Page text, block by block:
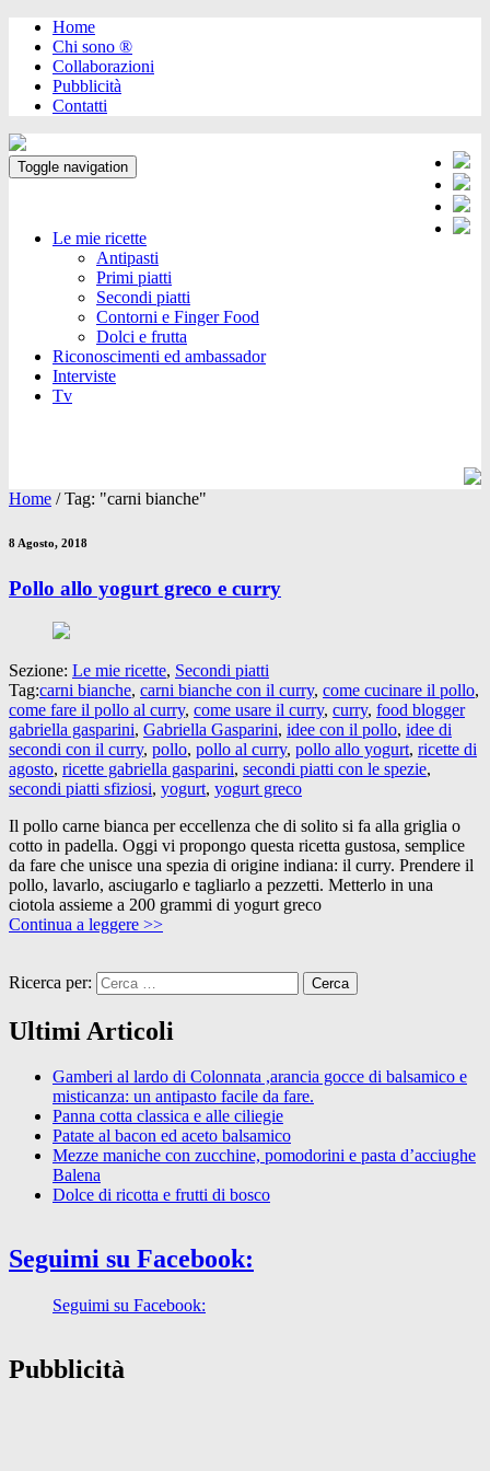
Home
Chi sono ®️
Collaborazioni
Pubblicità
Contatti
Toggle navigation
Le mie ricette
Antipasti
Primi piatti
Secondi piatti
Contorni e Finger Food
Dolci e frutta
Riconoscimenti ed ambassador
Interviste
Tv
Home /Tag: "carni bianche"
8 Agosto, 2018
Pollo allo yogurt greco e curry
Sezione: Le mie ricette, Secondi piatti
Tag:carni bianche, carni bianche con il curry, come cucinare il pollo,
come fare il pollo al curry, come usare il curry, curry, food blogger
gabriella gasparini, Gabriella Gasparini, idee con il pollo, idee di
secondi con il curry, pollo, pollo al curry, pollo allo yogurt, ricette di
agosto, ricette gabriella gasparini, secondi piatti con le spezie,
secondi piatti sfiziosi, yogurt, yogurt greco
Il pollo carne bianca per eccellenza che di solito si fa alla griglia o
cotto in padella. Oggi vi propongo questa ricetta gustosa, semplice
da fare che unisce una spezia di origine indiana: il curry. Prendere il
pollo, lavarlo, asciugarlo e tagliarlo a pezzetti. Metterlo in una
ciotola assieme a 200 grammi di yogurt greco
Continua a leggere >>
Ricerca per:
Ultimi Articoli
Gamberi al lardo di Colonnata ,arancia gocce di balsamico e
misticanza: un antipasto facile da fare.
Panna cotta classica e alle ciliegie
Patate al bacon ed aceto balsamico
Mezze maniche con zucchine, pomodorini e pasta d’acciughe
Balena
Dolce di ricotta e frutti di bosco
Seguimi su Facebook:
Seguimi su Facebook:
Pubblicità